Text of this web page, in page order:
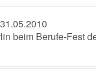
beim Berufe-Fest